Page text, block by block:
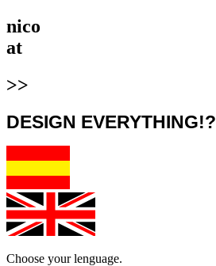
nico
at
>>
DESIGN EVERYTHING!?
Choose your lenguage.